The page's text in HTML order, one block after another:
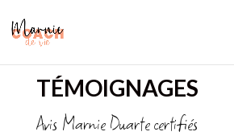
TÉMOIGNAGES
Avis Marnie Duarte certifiés